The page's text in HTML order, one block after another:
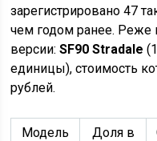
зарегистрировано 47
чем годом ранее. Реже
версии:SF90 Stradale
единицы), стоимость
рублей.
Модель
Доля в